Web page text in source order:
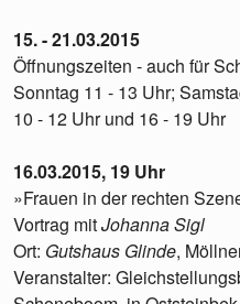
15. - 21.03.2015
Öffnungszeiten - auch für
Sonntag 11 - 13 Uhr;
10 - 12 Uhr und 16 - 19 Uhr
16.03.2015, 19 Uhr
»Frauen in der rechten
Vortrag mitJohanna Sigl
Ort: Gutshaus Glinde,
Veranstalter: